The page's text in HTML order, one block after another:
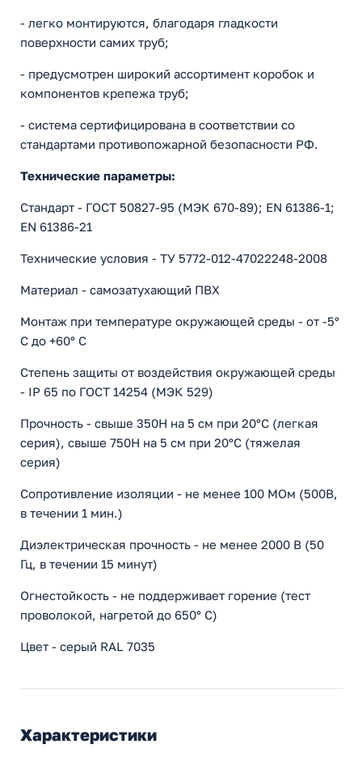
- легко монтируются, благодаря гладкости
поверхности самих труб;
- предусмотрен широкий ассортимент коробок и
компонентов крепежа труб;
- система сертифицирована в соответствии со
стандартами противопожарной безопасности РФ.
Технические параметры:
Стандарт - ГОСТ 50827-95 (МЭК 670-89); EN 61386-1;
EN 61386-21
Технические условия - ТУ 5772-012-47022248-2008
Материал - самозатухающий ПВХ
Монтаж при температуре окружающей среды - от -5°
C до +60° C
Степень защиты от воздействия окружающей среды
- IP 65 по ГОСТ 14254 (МЭК 529)
Прочность - свыше 350Н на 5 см при 20°C (легкая
серия), свыше 750Н на 5 см при 20°C (тяжелая
серия)
Сопротивление изоляции - не менее 100 МОм (500В,
в течении 1 мин.)
Диэлектрическая прочность - не менее 2000 В (50
Гц, в течении 15 минут)
Огнестойкость - не поддерживает горение (тест
проволокой, нагретой до 650° C)
Цвет - серый RAL 7035
Характеристики